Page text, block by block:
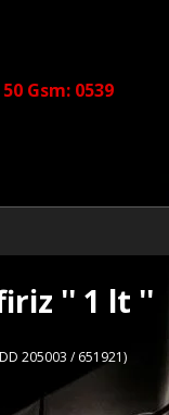
Gsm: 0539
'' 1 lt ''
205003 / 651921)